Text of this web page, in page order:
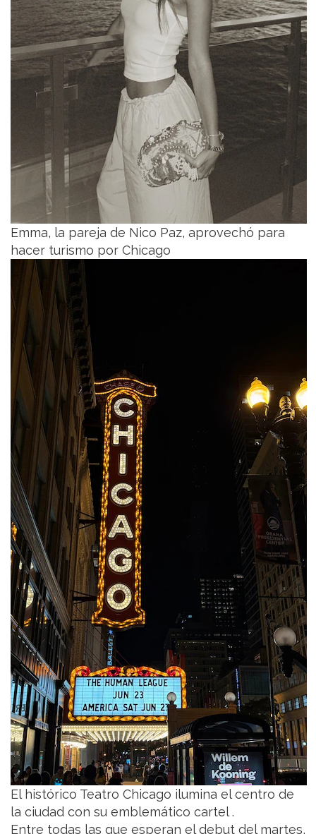
Emma, la pareja de Nico Paz, aprovechó para
hacer turismo por Chicago
El histórico Teatro Chicago ilumina el centro de
la ciudad con su emblemático cartel .
Entre todas las que esperan el debut del martes,